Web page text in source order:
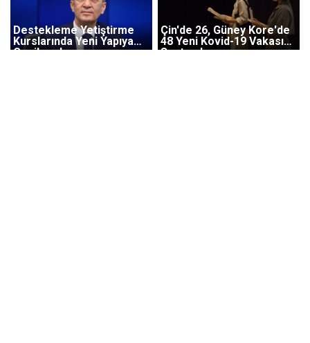
Destekleme Yetiştirme
Kurslarında Yeni Yapıya
Geçilecek
Çin'de 26, Güney Kore'de
48 Yeni Kovid-19 Vakası
Saptandı